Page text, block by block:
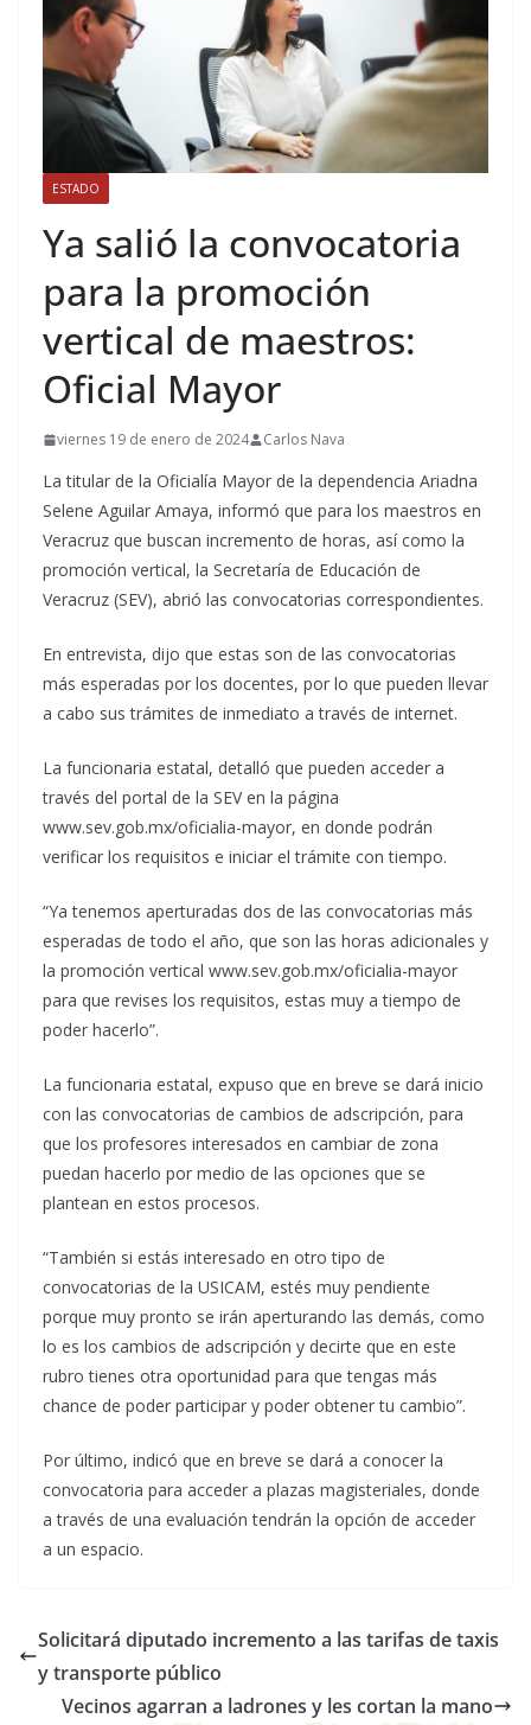
ESTADO
Ya salió la convocatoria
para la promoción
vertical de maestros:
Oficial Mayor
viernes 19 de enero de 2024 Carlos Nava
La titular de la Oficialía Mayor de la dependencia Ariadna
Selene Aguilar Amaya, informó que para los maestros en
Veracruz que buscan incremento de horas, así como la
promoción vertical, la Secretaría de Educación de
Veracruz (SEV), abrió las convocatorias correspondientes.
En entrevista, dijo que estas son de las convocatorias
más esperadas por los docentes, por lo que pueden llevar
a cabo sus trámites de inmediato a través de internet.
La funcionaria estatal, detalló que pueden acceder a
través del portal de la SEV en la página
www.sev.gob.mx/oficialia-mayor, en donde podrán
verificar los requisitos e iniciar el trámite con tiempo.
“Ya tenemos aperturadas dos de las convocatorias más
esperadas de todo el año, que son las horas adicionales y
la promoción vertical www.sev.gob.mx/oficialia-mayor
para que revises los requisitos, estas muy a tiempo de
poder hacerlo”.
La funcionaria estatal, expuso que en breve se dará inicio
con las convocatorias de cambios de adscripción, para
que los profesores interesados en cambiar de zona
puedan hacerlo por medio de las opciones que se
plantean en estos procesos.
“También si estás interesado en otro tipo de
convocatorias de la USICAM, estés muy pendiente
porque muy pronto se irán aperturando las demás, como
lo es los cambios de adscripción y decirte que en este
rubro tienes otra oportunidad para que tengas más
chance de poder participar y poder obtener tu cambio”.
Por último, indicó que en breve se dará a conocer la
convocatoria para acceder a plazas magisteriales, donde
a través de una evaluación tendrán la opción de acceder
a un espacio.
Solicitará diputado incremento a las tarifas de taxis
y transporte público
Vecinos agarran a ladrones y les cortan la mano